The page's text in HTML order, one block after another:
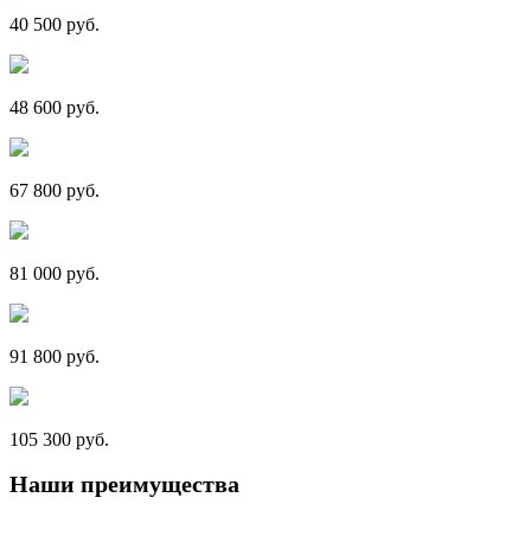
40 500 руб.
48 600 руб.
67 800 руб.
81 000 руб.
91 800 руб.
105 300 руб.
Наши преимущества